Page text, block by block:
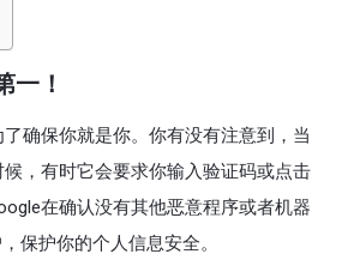
一！
确保你就是你。你有没有注意到，当
，有时它会要求你输入验证码或点击
在确认没有其他恶意程序或者机器
保护你的个人信息安全。